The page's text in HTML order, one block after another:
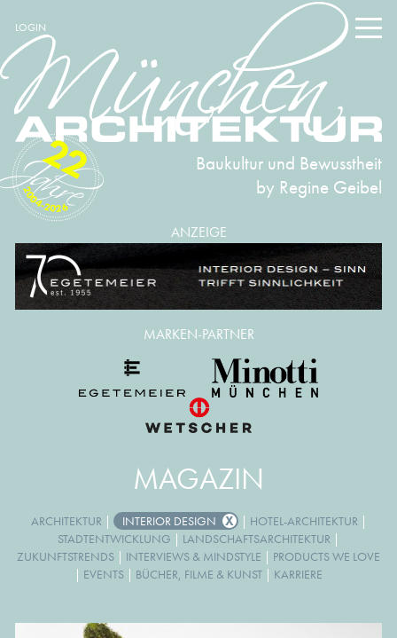
LOGIN
Baukultur und Bewusstheit
by Regine Geibel
2004-2026
22
ANZEIGE
MAGAZIN
ARCHITEKTUR | INTERIOR DESIGN | HOTEL-ARCHITEKTUR |
STADTENTWICKLUNG | LANDSCHAFTSARCHITEKTUR |
ZUKUNFTSTRENDS | INTERVIEWS & MINDSTYLE | PRODUCTS WE LOVE
| EVENTS | BÜCHER, FILME & KUNST | KARRIERE